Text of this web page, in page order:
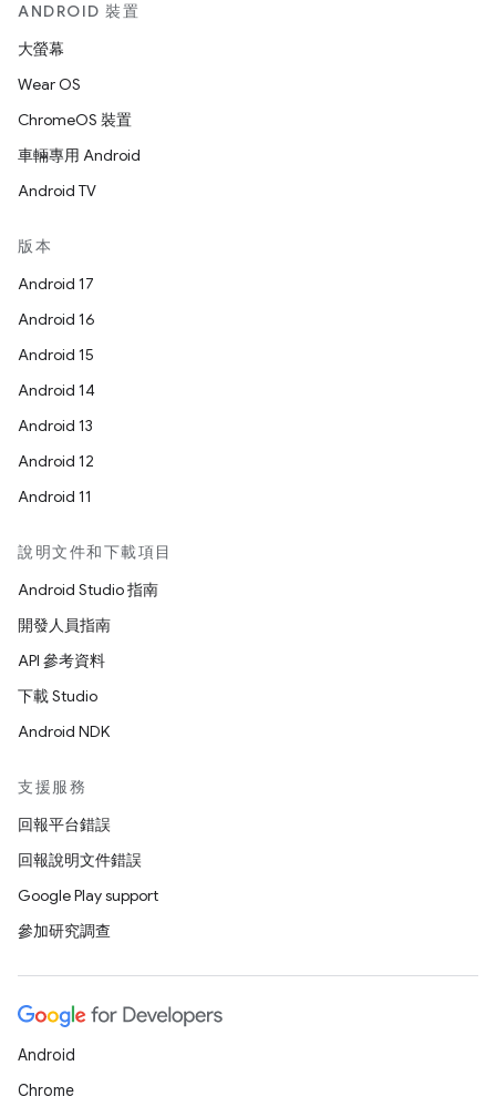
ANDROID 裝置
大螢幕
Wear OS
ChromeOS 裝置
車輛專用 Android
Android TV
版本
Android 17
Android 16
Android 15
Android 14
Android 13
Android 12
Android 11
說明文件和下載項目
Android Studio 指南
開發人員指南
API 參考資料
下載 Studio
Android NDK
支援服務
回報平台錯誤
回報說明文件錯誤
Google Play support
參加研究調查
Android
Chrome